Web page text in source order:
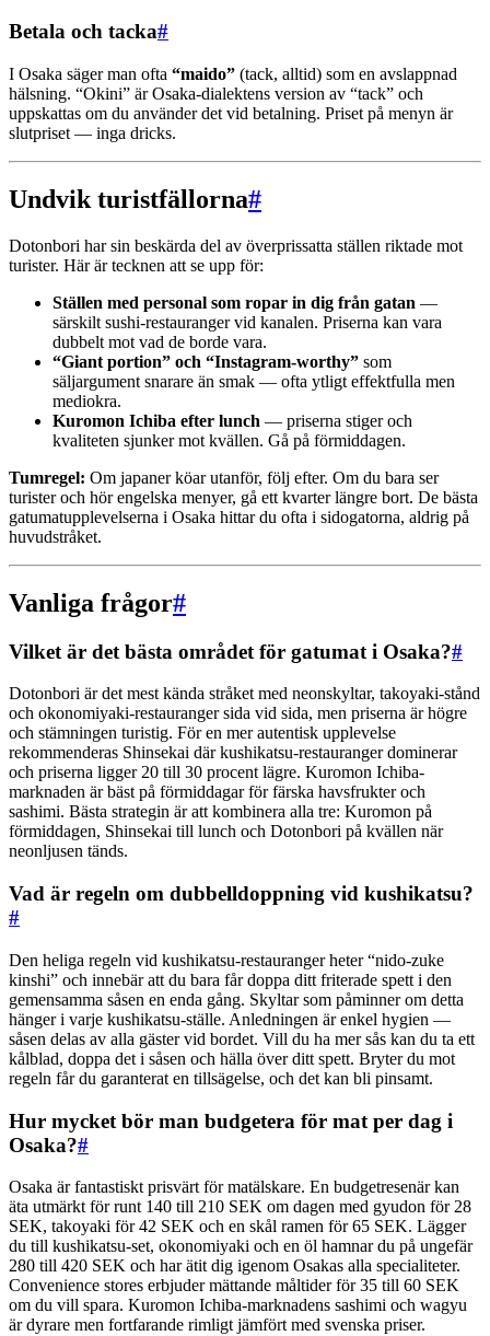
Betala och tacka#
I Osaka säger man ofta “maido” (tack, alltid) som en avslappnad
hälsning. “Okini” är Osaka-dialektens version av “tack” och
uppskattas om du använder det vid betalning. Priset på menyn är
slutpriset — inga dricks.
Undvik turistfällorna#
Dotonbori har sin beskärda del av överprissatta ställen riktade mot
turister. Här är tecknen att se upp för:
Ställen med personal som ropar in dig från gatan —
särskilt sushi-restauranger vid kanalen. Priserna kan vara
dubbelt mot vad de borde vara.
“Giant portion” och “Instagram-worthy” som
säljargument snarare än smak — ofta ytligt effektfulla men
mediokra.
Kuromon Ichiba efter lunch — priserna stiger och
kvaliteten sjunker mot kvällen. Gå på förmiddagen.
Tumregel: Om japaner köar utanför, följ efter. Om du bara ser
turister och hör engelska menyer, gå ett kvarter längre bort. De bästa
gatumatupplevelserna i Osaka hittar du ofta i sidogatorna, aldrig på
huvudstråket.
Vanliga frågor#
Vilket är det bästa området för gatumat i Osaka?#
Dotonbori är det mest kända stråket med neonskyltar, takoyaki-stånd
och okonomiyaki-restauranger sida vid sida, men priserna är högre
och stämningen turistig. För en mer autentisk upplevelse
rekommenderas Shinsekai där kushikatsu-restauranger dominerar
och priserna ligger 20 till 30 procent lägre. Kuromon Ichiba-
marknaden är bäst på förmiddagar för färska havsfrukter och
sashimi. Bästa strategin är att kombinera alla tre: Kuromon på
förmiddagen, Shinsekai till lunch och Dotonbori på kvällen när
neonljusen tänds.
Vad är regeln om dubbelldoppning vid kushikatsu?
#
Den heliga regeln vid kushikatsu-restauranger heter “nido-zuke
kinshi” och innebär att du bara får doppa ditt friterade spett i den
gemensamma såsen en enda gång. Skyltar som påminner om detta
hänger i varje kushikatsu-ställe. Anledningen är enkel hygien —
såsen delas av alla gäster vid bordet. Vill du ha mer sås kan du ta ett
kålblad, doppa det i såsen och hälla över ditt spett. Bryter du mot
regeln får du garanterat en tillsägelse, och det kan bli pinsamt.
Hur mycket bör man budgetera för mat per dag i
Osaka?#
Osaka är fantastiskt prisvärt för matälskare. En budgetresenär kan
äta utmärkt för runt 140 till 210 SEK om dagen med gyudon för 28
SEK, takoyaki för 42 SEK och en skål ramen för 65 SEK. Lägger
du till kushikatsu-set, okonomiyaki och en öl hamnar du på ungefär
280 till 420 SEK och har ätit dig igenom Osakas alla specialiteter.
Convenience stores erbjuder mättande måltider för 35 till 60 SEK
om du vill spara. Kuromon Ichiba-marknadens sashimi och wagyu
är dyrare men fortfarande rimligt jämfört med svenska priser.